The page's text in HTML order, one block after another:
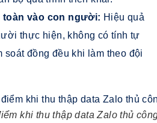
toàn vào con người: Hiệu quả
thực hiện, không có tính tự
soát đồng đều khi làm theo đội
khi thu thập data Zalo thủ